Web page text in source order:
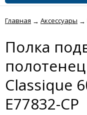
Главная → Аксессуары →
Полка
Classique
E77832-CP